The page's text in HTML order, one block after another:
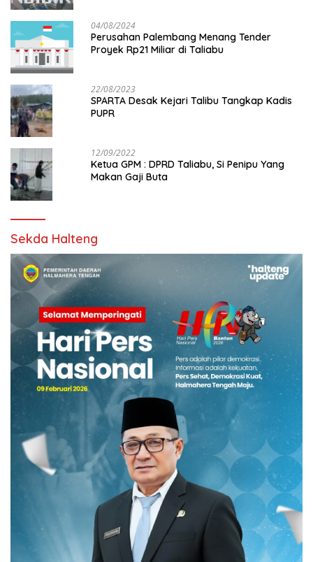
04/08/2024
Perusahan Palembang Menang Tender
Proyek Rp21 Miliar di Taliabu
22/08/2023
SPARTA Desak Kejari Talibu Tangkap Kadis
PUPR
12/09/2022
Ketua GPM : DPRD Taliabu, Si Penipu Yang
Makan Gaji Buta
Sekda Halteng